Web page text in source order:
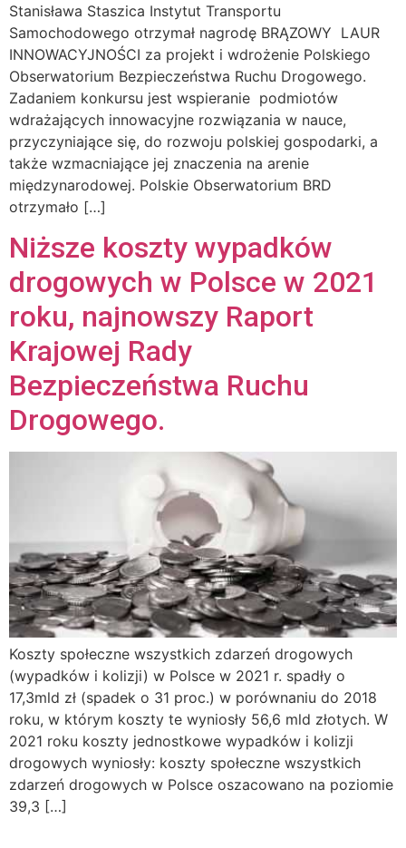
Stanisława Staszica Instytut Transportu
Samochodowego otrzymał nagrodę BRĄZOWY LAUR
INNOWACYJNOŚCI za projekt i wdrożenie Polskiego
Obserwatorium Bezpieczeństwa Ruchu Drogowego.
Zadaniem konkursu jest wspieranie podmiotów
wdrażających innowacyjne rozwiązania w nauce,
przyczyniające się, do rozwoju polskiej gospodarki, a
także wzmacniające jej znaczenia na arenie
międzynarodowej. Polskie Obserwatorium BRD
otrzymało […]
Niższe koszty wypadków
drogowych w Polsce w 2021
roku, najnowszy Raport
Krajowej Rady
Bezpieczeństwa Ruchu
Drogowego.
Koszty społeczne wszystkich zdarzeń drogowych
(wypadków i kolizji) w Polsce w 2021 r. spadły o
17,3mld zł (spadek o 31 proc.) w porównaniu do 2018
roku, w którym koszty te wyniosły 56,6 mld złotych. W
2021 roku koszty jednostkowe wypadków i kolizji
drogowych wyniosły: koszty społeczne wszystkich
zdarzeń drogowych w Polsce oszacowano na poziomie
39,3 […]